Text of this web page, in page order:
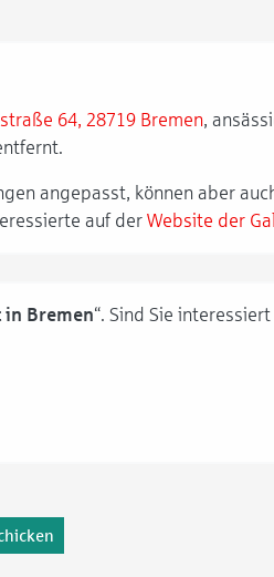
64, 28719 Bremen,
angepasst, können aber
auf der Website der
in Bremen“. Sind Sie